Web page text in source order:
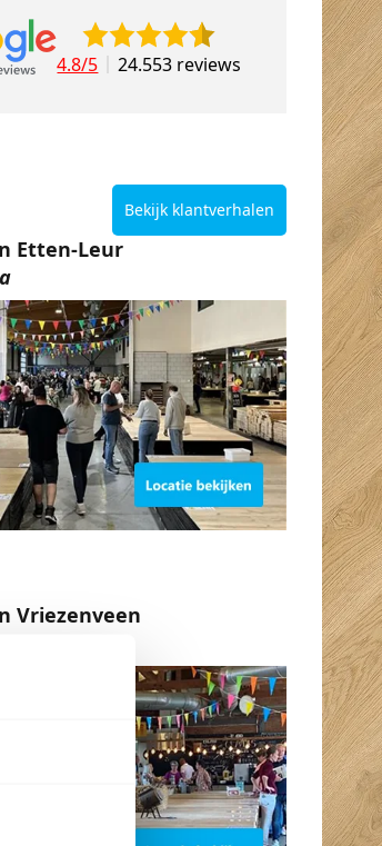
4.8/5 24.553 reviews
Bekijk klantverhalen
Etten-Leur
Vriezenveen